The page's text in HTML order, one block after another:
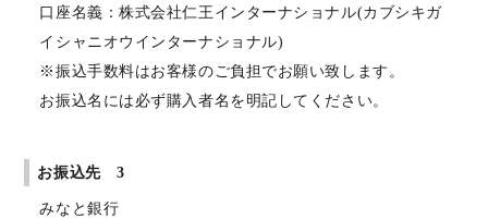
口座名義：株式会社仁王インターナショナル(カブシキガ
イシャニオウインターナショナル)
※振込手数料はお客様のご負担でお願い致します。
お振込名には必ず購入者名を明記してください。
お振込先 3
みなと銀行